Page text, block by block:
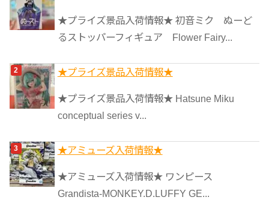
リ
ー
★プライズ景品入荷情報★ 初音ミク ぬーど
るストッパーフィギュア Flower Fairy...
★プライズ景品入荷情報★
★プライズ景品入荷情報★ Hatsune Miku
conceptual series v...
★アミューズ入荷情報★
★アミューズ入荷情報★ ワンピース
Grandista-MONKEY.D.LUFFY GE...